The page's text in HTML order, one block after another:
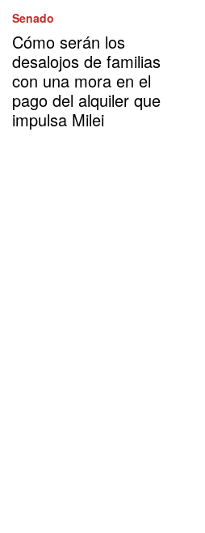
Senado
Cómo serán los
desalojos de familias
con una mora en el
pago del alquiler que
impulsa Milei